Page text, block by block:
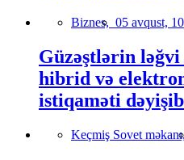
Biznes, 05 avqust,
Güzəştlərin ləğvi
hibrid və
istiqaməti dəyişib
Keçmiş Sovet